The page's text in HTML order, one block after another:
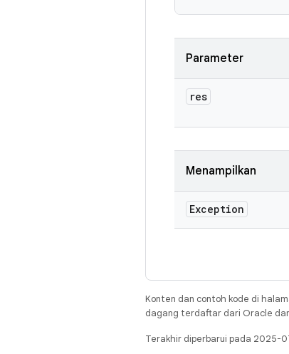
Parameter
res
Menampilkan
Exception
Konten dan contoh kode di
dagang terdaftar dari Oracle
Terakhir diperbarui pada 2025-